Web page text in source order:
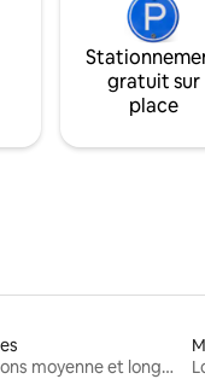
gratuit sur
place
Locations moyenne et longue durée